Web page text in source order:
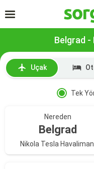
Belgrad -
Uçak
Tek
Nereden
Belgrad
Nikola Tesla